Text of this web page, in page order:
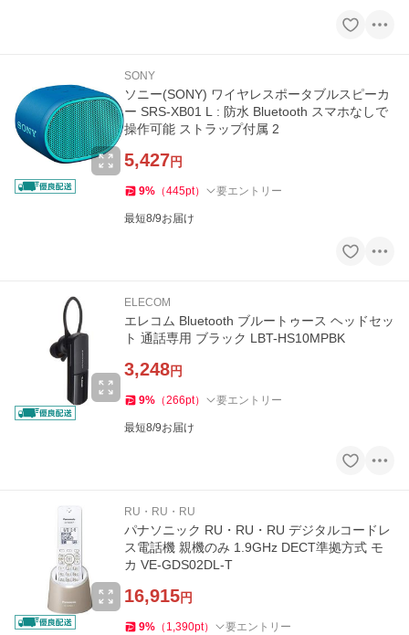
SONY
ソニー(SONY) ワイヤレスポータブルスピーカ
ー SRS-XB01 L : 防水 Bluetooth スマホなしで
操作可能 ストラップ付属 2
5,427円
9% （445pt） 要エントリー
最短8/9お届け
ELECOM
エレコム Bluetooth ブルートゥース ヘッドセッ
ト 通話専用 ブラック LBT-HS10MPBK
3,248円
9% （266pt） 要エントリー
最短8/9お届け
RU・RU・RU
パナソニック RU・RU・RU デジタルコードレ
ス電話機 親機のみ 1.9GHz DECT準拠方式 モ
カ VE-GDS02DL-T
16,915円
9% （ 1,390pt） 要エントリー